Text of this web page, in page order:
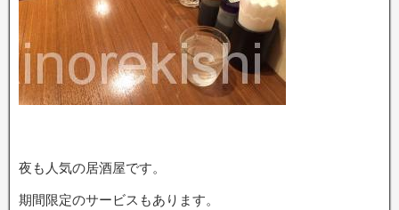
夜も人気の居酒屋です。
期間限定のサービスもあります。